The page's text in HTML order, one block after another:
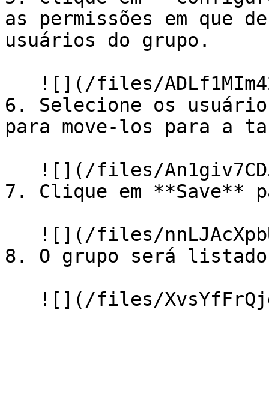
as permissões em que
usuários do grupo.
6. Selecione os
para move-los para a
7. Clique em **Save**
8. O grupo será